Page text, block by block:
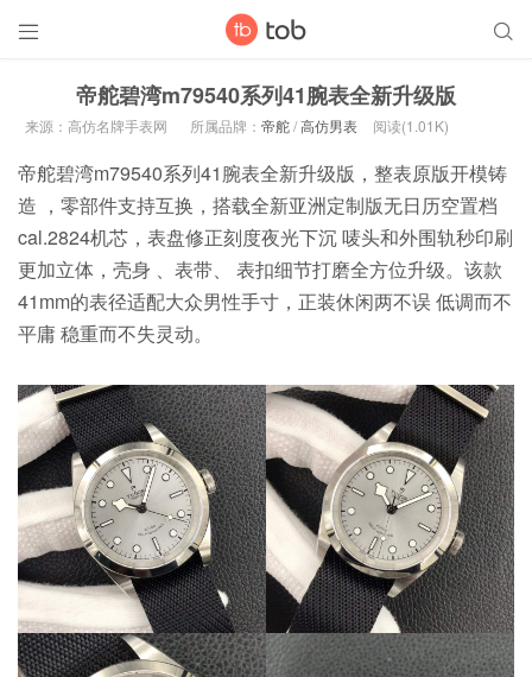
 
帝舵碧湾m79540系列41腕表全新升级版
来源：高仿名牌手表网 所属品牌： 帝舵/高仿男表 阅读(1.01K)
帝舵碧湾m79540系列41腕表全新升级版，整表原版开模铸
造 ，零部件支持互换，搭载全新亚洲定制版无日历空置档
cal.2824机芯，表盘修正刻度夜光下沉 唛头和外围轨秒印刷
更加立体，壳身 、表带、 表扣细节打磨全方位升级。该款
41mm的表径适配大众男性手寸，正装休闲两不误 低调而不
平庸 稳重而不失灵动。